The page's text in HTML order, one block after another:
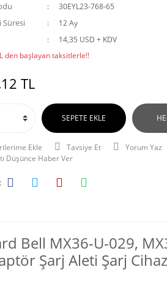
30EYL23-768-65
Süresi 12 Ay
14,35 USD + KDV
den başlayan taksitlerle!!
TL
SEPETE EKLE
Tavsiye Et
Yorum Yaz
Düşünce Haber Ver
Bell MX36-U-029,
Şarj Aleti Şarj